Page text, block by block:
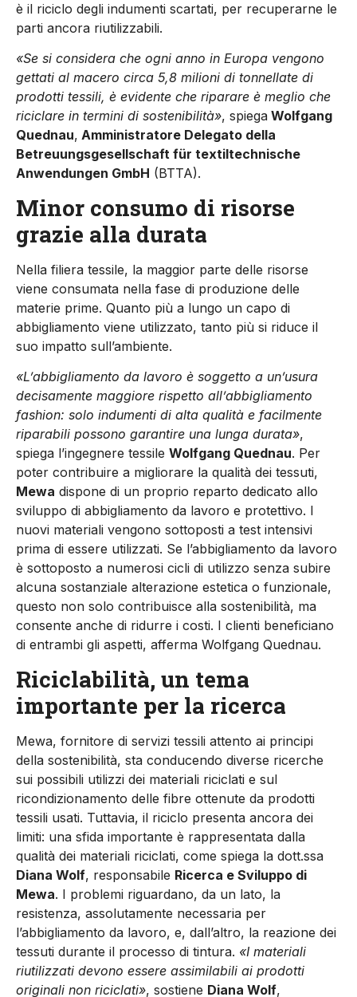
è il riciclo degli indumenti scartati, per recuperarne le
parti ancora riutilizzabili.
«Se si considera che ogni anno in Europa vengono
gettati al macero circa 5,8 milioni di tonnellate di
prodotti tessili, è evidente che riparare è meglio che
riciclare in termini di sostenibilità», spiega Wolfgang
Quednau, Amministratore Delegato della
Betreuungsgesellschaft für textiltechnische
Anwendungen GmbH (BTTA).
Minor consumo di risorse
grazie alla durata
Nella filiera tessile, la maggior parte delle risorse
viene consumata nella fase di produzione delle
materie prime. Quanto più a lungo un capo di
abbigliamento viene utilizzato, tanto più si riduce il
suo impatto sull’ambiente.
«L’abbigliamento da lavoro è soggetto a un’usura
decisamente maggiore rispetto all’abbigliamento
fashion: solo indumenti di alta qualità e facilmente
riparabili possono garantire una lunga durata»,
spiega l’ingegnere tessile Wolfgang Quednau. Per
poter contribuire a migliorare la qualità dei tessuti,
Mewa dispone di un proprio reparto dedicato allo
sviluppo di abbigliamento da lavoro e protettivo. I
nuovi materiali vengono sottoposti a test intensivi
prima di essere utilizzati. Se l’abbigliamento da lavoro
è sottoposto a numerosi cicli di utilizzo senza subire
alcuna sostanziale alterazione estetica o funzionale,
questo non solo contribuisce alla sostenibilità, ma
consente anche di ridurre i costi. I clienti beneficiano
di entrambi gli aspetti, afferma Wolfgang Quednau.
Riciclabilità, un tema
importante per la ricerca
Mewa, fornitore di servizi tessili attento ai principi
della sostenibilità, sta conducendo diverse ricerche
sui possibili utilizzi dei materiali riciclati e sul
ricondizionamento delle fibre ottenute da prodotti
tessili usati. Tuttavia, il riciclo presenta ancora dei
limiti: una sfida importante è rappresentata dalla
qualità dei materiali riciclati, come spiega la dott.ssa
Diana Wolf, responsabile Ricerca e Sviluppo di
Mewa. I problemi riguardano, da un lato, la
resistenza, assolutamente necessaria per
l’abbigliamento da lavoro, e, dall’altro, la reazione dei
tessuti durante il processo di tintura. «I materiali
riutilizzati devono essere assimilabili ai prodotti
originali non riciclati», sostiene Diana Wolf,